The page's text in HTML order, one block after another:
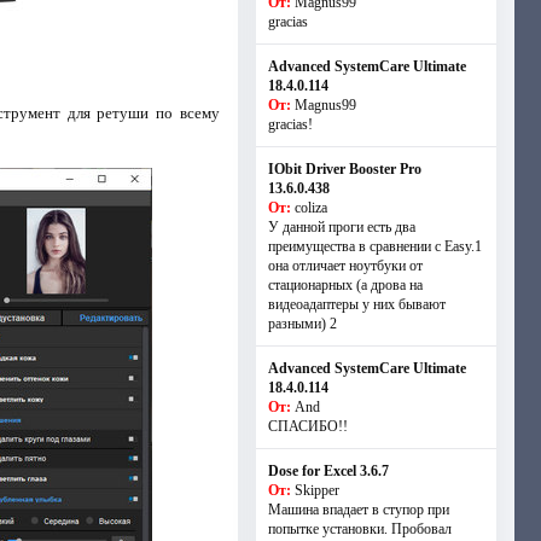
для ретуши по всему
gracias
Advanced SystemCare Ultimate
18.4.0.114
От: Magnus99
gracias!
IObit Driver Booster Pro
13.6.0.438
От: coliza
У данной проги есть два
преимущества в сравнении с Easy.1
она отличает ноутбуки от
стационарных (а дрова на
видеоадаптеры у них бывают
разными) 2
Advanced SystemCare Ultimate
18.4.0.114
От: And
СПАСИБО!!
Dose for Excel 3.6.7
От: Skipper
Машина впадает в ступор при
попытке установки. Пробовал